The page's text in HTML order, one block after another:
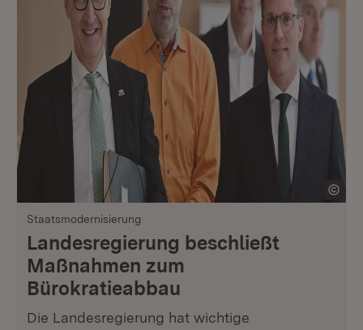
Staatsmodernisierung
Landesregierung beschließt
Maßnahmen zum
Bürokratieabbau
Die Landesregierung hat wichtige